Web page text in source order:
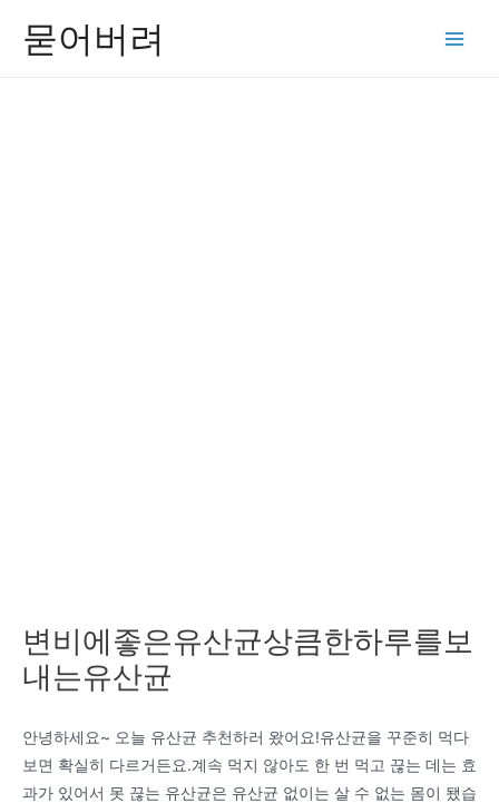
묻어버려
변비에좋은유산균상큼한하루를보
내는유산균
안녕하세요~ 오늘 유산균 추천하러 왔어요!유산균을 꾸준히 먹다
보면 확실히 다르거든요.계속 먹지 않아도 한 번 먹고 끊는 데는 효
과가 있어서 못 끊는 유산균은 유산균 없이는 살 수 없는 몸이 됐습